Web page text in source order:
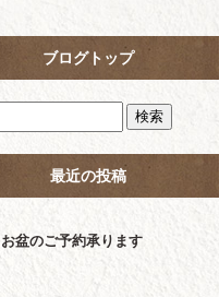
ブログトップ
最近の投稿
お盆のご予約承ります